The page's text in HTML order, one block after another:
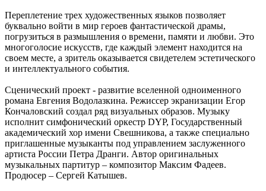
Переплетение трех художественных языков позволяет
буквально войти в мир героев фантастической драмы,
погрузиться в размышления о времени, памяти и любви. Это
многоголосие искусств, где каждый элемент находится на
своем месте, а зритель оказывается свидетелем эстетического
и интеллектуального события.
Сценический проект - развитие вселенной одноименного
романа Евгения Водолазкина. Режиссер экранизации Егор
Кончаловский создал ряд визуальных образов. Музыку
исполнит симфонический оркестр DYP, Государственный
академический хор имени Свешникова, а также специально
приглашенные музыканты под управлением заслуженного
артиста России Петра Дранги. Автор оригинальных
музыкальных партитур – композитор Максим Фадеев.
Продюсер – Сергей Катышев.